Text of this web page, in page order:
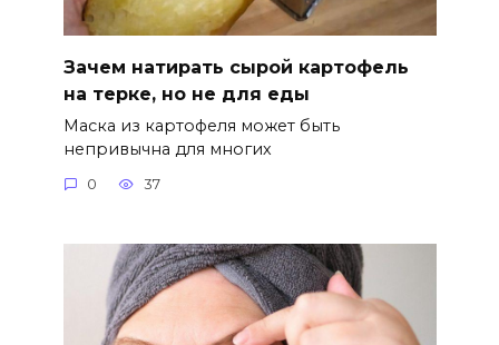
Зачем натирать сырой картофель
на терке, но не для еды
Маска из картофеля может быть
непривычна для многих
0 37